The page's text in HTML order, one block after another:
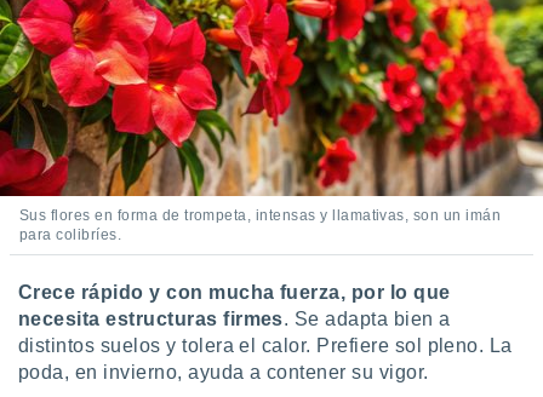
perfiles
utilizar
crear un
uso de
la
contenido
de la
el
del
de
Sus flores en forma de trompeta, intensas y llamativas, son un imán
para colibríes.
Crece rápido y con mucha fuerza, por lo que
necesita estructuras firmes. Se adapta bien a
distintos suelos y tolera el calor. Prefiere sol pleno. La
poda, en invierno, ayuda a contener su vigor.